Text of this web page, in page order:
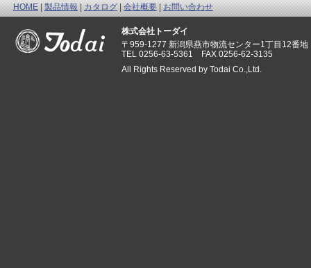
HOME|製品情報|カタログ|会社概要|お問い合わせ
株式会社トーダイ
〒959-1277 新潟県燕市物流センター1丁目12番地
TEL 0256-63-5361 FAX 0256-62-3135
All Rights Reserved by Todai Co.,Ltd.